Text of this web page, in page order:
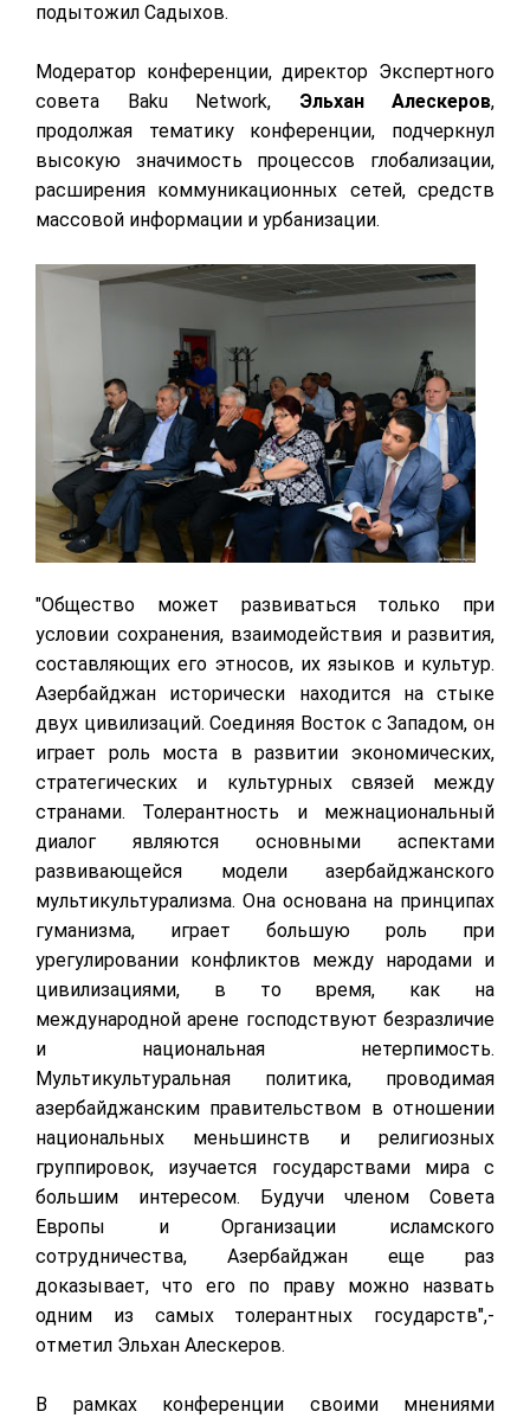
подытожил Садыхов.
Модератор конференции, директор Экспертного
совета Baku Network, Эльхан Алескеров,
продолжая тематику конференции, подчеркнул
высокую значимость процессов глобализации,
расширения коммуникационных сетей, средств
массовой информации и урбанизации.
"Общество может развиваться только при
условии сохранения, взаимодействия и развития,
составляющих его этносов, их языков и культур.
Азербайджан исторически находится на стыке
двух цивилизаций. Соединяя Восток с Западом, он
играет роль моста в развитии экономических,
стратегических и культурных связей между
странами. Толерантность и межнациональный
диалог являются основными аспектами
развивающейся модели азербайджанского
мультикультурализма. Она основана на принципах
гуманизма, играет большую роль при
урегулировании конфликтов между народами и
цивилизациями, в то время, как на
международной арене господствуют безразличие
и национальная нетерпимость.
Мультикультуральная политика, проводимая
азербайджанским правительством в отношении
национальных меньшинств и религиозных
группировок, изучается государствами мира с
большим интересом. Будучи членом Совета
Европы и Организации исламского
сотрудничества, Азербайджан еще раз
доказывает, что его по праву можно назвать
одним из самых толерантных государств",-
отметил Эльхан Алескеров.
В рамках конференции своими мнениями